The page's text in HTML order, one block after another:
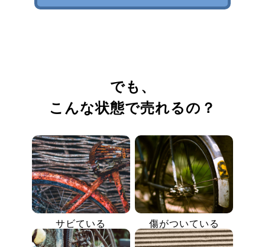
でも、
こんな状態で売れるの？
サビている 傷がついている